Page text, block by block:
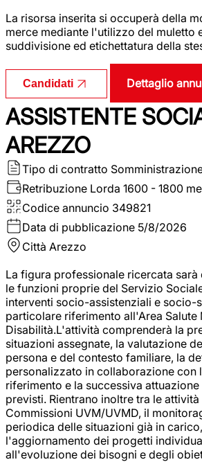
La risorsa inserita si occuperà della
merce mediante l'utilizzo del muletto
suddivisione ed etichettatura della
Candidati Dettaglio
ASSISTENTE
AREZZO
Tipo di contratto
Retribuzione Lorda 1600 - 1800
Codice annuncio 349821
Data di pubblicazione 5/8/2026
Città Arezzo
La figura professionale ricercata
le funzioni proprie del Servizio
interventi socio-assistenziali e socio-
particolare riferimento all'Area Salute
Disabilità.L'attività comprenderà la
situazioni assegnate, la valutazione
persona e del contesto familiare, la
personalizzato in collaborazione con
riferimento e la successiva
previsti. Rientrano inoltre tra le
Commissioni UVM/UVMD, il
periodica delle situazioni già in
l'aggiornamento dei progetti
all'evoluzione dei bisogni e degli